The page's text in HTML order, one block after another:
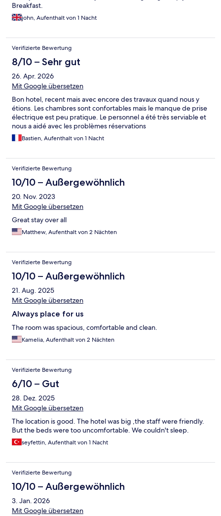
Breakfast.
john, Aufenthalt von 1 Nacht
Verifizierte Bewertung
8/10 – Sehr gut
26. Apr. 2026
Mit Google übersetzen
Bon hotel, recent mais avec encore des travaux quand nous y
étions. Les chambres sont confortables mais le manque de prise
électrique est peu pratique. Le personnel a été très serviable et
nous a aidé avec les problèmes réservations
Bastien, Aufenthalt von 1 Nacht
Verifizierte Bewertung
10/10 – Außergewöhnlich
20. Nov. 2023
Mit Google übersetzen
Great stay over all
Matthew, Aufenthalt von 2 Nächten
Verifizierte Bewertung
10/10 – Außergewöhnlich
21. Aug. 2025
Mit Google übersetzen
Always place for us
The room was spacious, comfortable and clean.
Kamelia, Aufenthalt von 2 Nächten
Verifizierte Bewertung
6/10 – Gut
28. Dez. 2025
Mit Google übersetzen
The location is good. The hotel was big ,the staff were friendly.
But the beds were too uncomfortable. We couldn't sleep.
seyfettin, Aufenthalt von 1 Nacht
Verifizierte Bewertung
10/10 – Außergewöhnlich
3. Jan. 2026
Mit Google übersetzen